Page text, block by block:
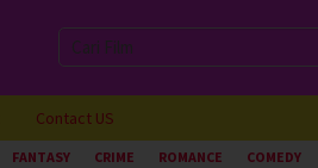
Contact US
FANTASY CRIME ROMANCE COMEDY